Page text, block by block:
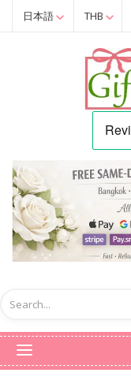
日本語 THB